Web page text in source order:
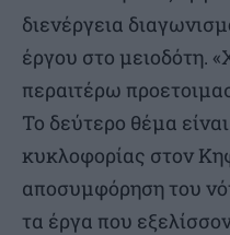
διενέργεια
έργου στο μειοδότη.
περαιτέρω
Το δεύτερο θέμα
κυκλοφορίας στον
αποσυμφόρηση του
τα έργα που